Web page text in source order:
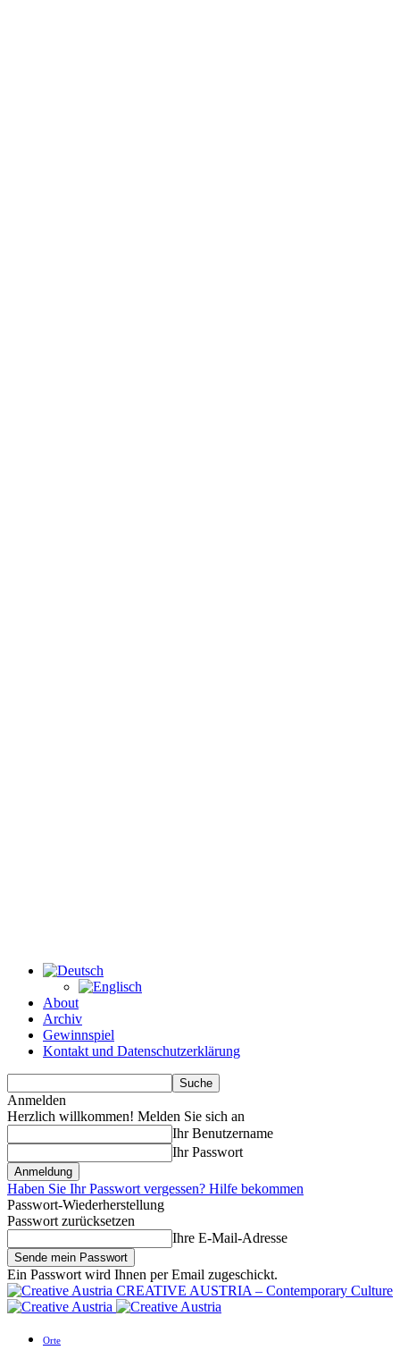
About
Archiv
Gewinnspiel
Kontakt und Datenschutzerklärung
Anmelden
Herzlich willkommen! Melden Sie sich an
Ihr Benutzername
Ihr Passwort
Haben Sie Ihr Passwort vergessen? Hilfe bekommen
Passwort-Wiederherstellung
Passwort zurücksetzen
Ihre E-Mail-Adresse
Ein Passwort wird Ihnen per Email zugeschickt.
CREATIVE AUSTRIA – Contemporary Culture
Orte